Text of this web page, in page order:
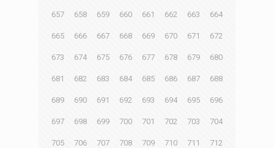
657 658 659 660 661 662 663 664
665 666 667 668 669 670 671 672
673 674 675 676 677 678 679 680
681 682 683 684 685 686 687 688
689 690 691 692 693 694 695 696
697 698 699 700 701 702 703 704
705 706 707 708 709 710 711 712